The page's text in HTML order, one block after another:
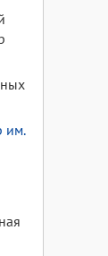
им.